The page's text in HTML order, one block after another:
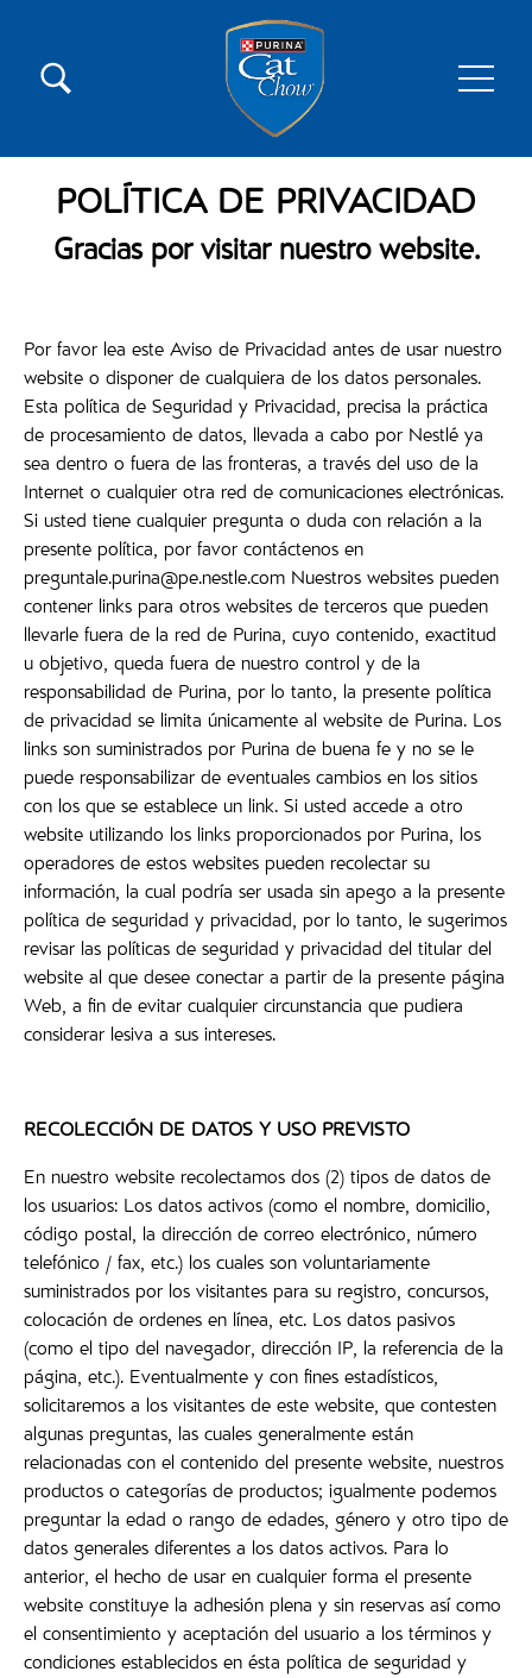
Menú secundario Cat Chow
Menú principal Cat Chow
POLÍTICA DE PRIVACIDAD
Gracias por visitar nuestro website.
Por favor lea este Aviso de Privacidad antes de usar nuestro
website o disponer de cualquiera de los datos personales.
Esta política de Seguridad y Privacidad, precisa la práctica
de procesamiento de datos, llevada a cabo por Nestlé ya
sea dentro o fuera de las fronteras, a través del uso de la
Internet o cualquier otra red de comunicaciones electrónicas.
Si usted tiene cualquier pregunta o duda con relación a la
presente política, por favor contáctenos en
preguntale.purina@pe.nestle.com Nuestros websites pueden
contener links para otros websites de terceros que pueden
llevarle fuera de la red de Purina, cuyo contenido, exactitud
u objetivo, queda fuera de nuestro control y de la
responsabilidad de Purina, por lo tanto, la presente política
de privacidad se limita únicamente al website de Purina. Los
links son suministrados por Purina de buena fe y no se le
puede responsabilizar de eventuales cambios en los sitios
con los que se establece un link. Si usted accede a otro
website utilizando los links proporcionados por Purina, los
operadores de estos websites pueden recolectar su
información, la cual podría ser usada sin apego a la presente
política de seguridad y privacidad, por lo tanto, le sugerimos
revisar las políticas de seguridad y privacidad del titular del
website al que desee conectar a partir de la presente página
Web, a fin de evitar cualquier circunstancia que pudiera
considerar lesiva a sus intereses.
RECOLECCIÓN DE DATOS Y USO PREVISTO
En nuestro website recolectamos dos (2) tipos de datos de
los usuarios: Los datos activos (como el nombre, domicilio,
código postal, la dirección de correo electrónico, número
telefónico / fax, etc.) los cuales son voluntariamente
suministrados por los visitantes para su registro, concursos,
colocación de ordenes en línea, etc. Los datos pasivos
(como el tipo del navegador, dirección IP, la referencia de la
página, etc.). Eventualmente y con fines estadísticos,
solicitaremos a los visitantes de este website, que contesten
algunas preguntas, las cuales generalmente están
relacionadas con el contenido del presente website, nuestros
productos o categorías de productos; igualmente podemos
preguntar la edad o rango de edades, género y otro tipo de
datos generales diferentes a los datos activos. Para lo
anterior, el hecho de usar en cualquier forma el presente
website constituye la adhesión plena y sin reservas así como
el consentimiento y aceptación del usuario a los términos y
condiciones establecidos en ésta política de seguridad y